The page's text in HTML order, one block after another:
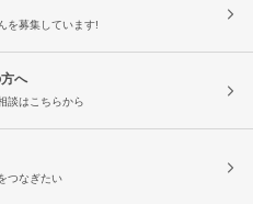
を募集しています!
へ
談はこちらから
つなぎたい